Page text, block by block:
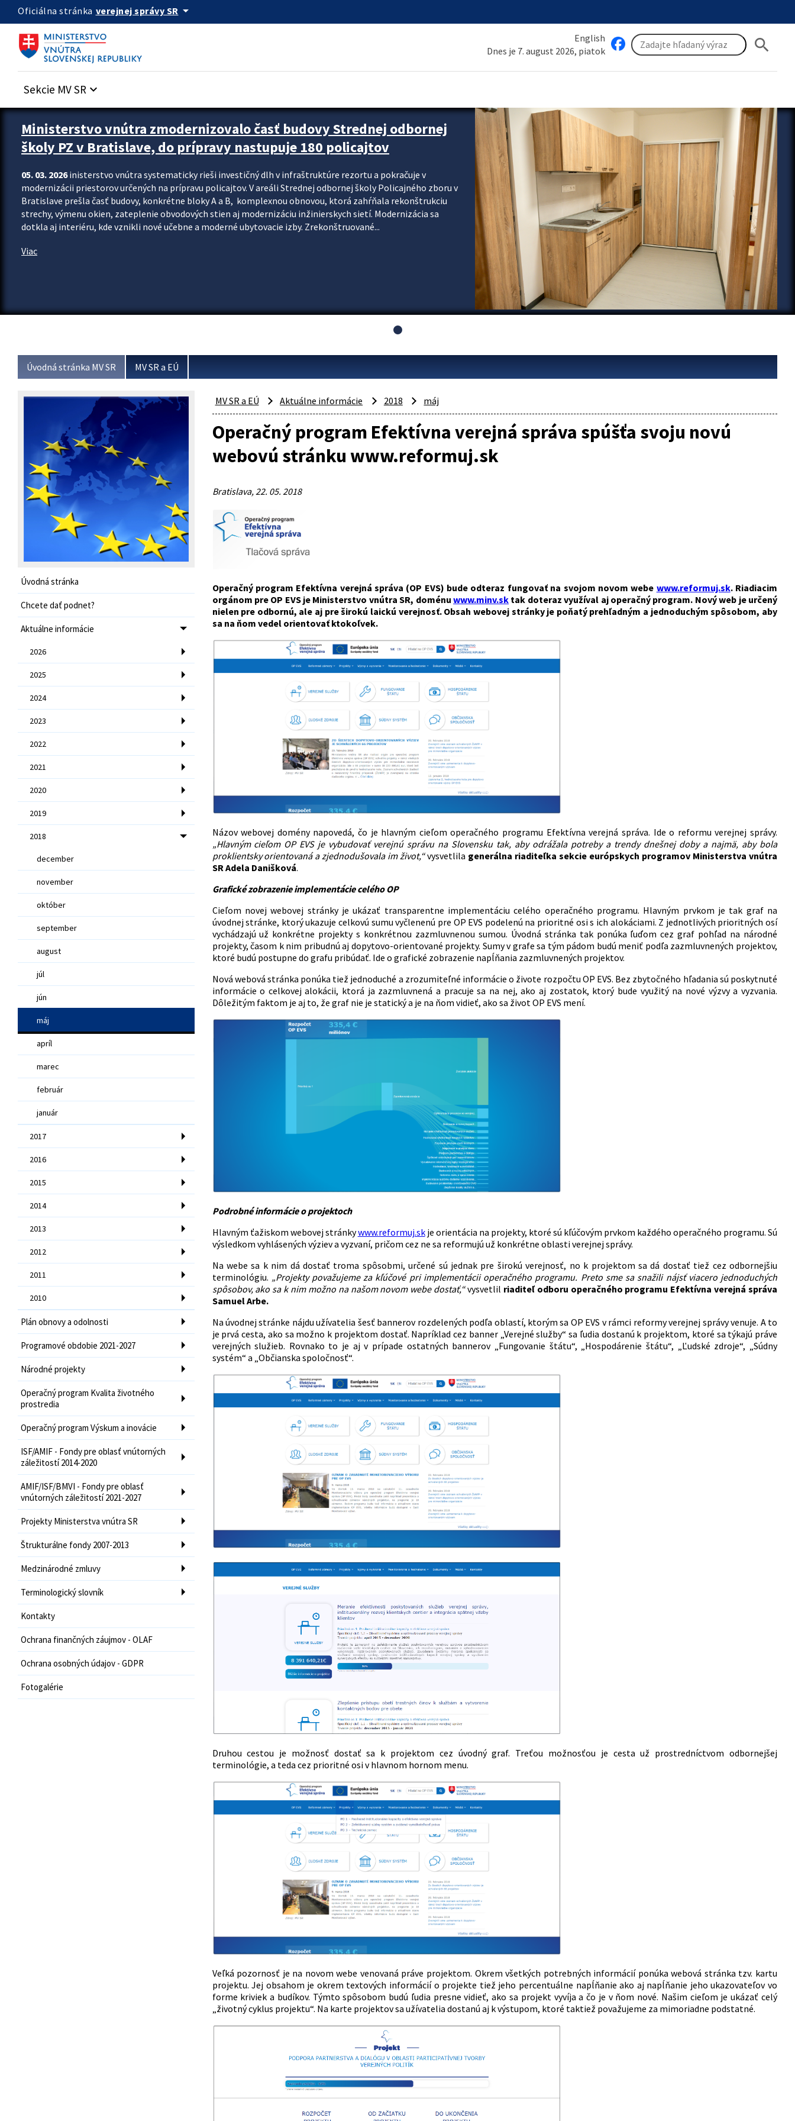
Preskocit na hlavný obsah
Oficiálna stránka verejnej správy SR arrow_drop_down
English
Dnes je 7. august 2026, piatok
search
Sekcie MV SR keyboard_arrow_down
Ministerstvo vnútra zmodernizovalo časť budovy Strednej odbornej
školy PZ v Bratislave, do prípravy nastupuje 180 policajtov
05. 03. 2026inisterstvo vnútra systematicky rieši investičný dlh v infraštruktúre rezortu a pokračuje v
modernizácii priestorov určených na prípravu policajtov. V areáli Strednej odbornej školy Policajného zboru v
Bratislave prešla časť budovy, konkrétne bloky A a B, komplexnou obnovou, ktorá zahŕňala rekonštrukciu
strechy, výmenu okien, zateplenie obvodových stien aj modernizáciu inžinierskych sietí. Modernizácia sa
dotkla aj interiéru, kde vznikli nové učebne a moderné ubytovacie izby. Zrekonštruované...
Viac
Úvodná stránka MV SR MV SR a EÚ
Úvodná stránka
Chcete dať podnet?
Aktuálne informácie
2026
2025
2024
2023
2022
2021
2020
2019
2018
december
november
október
september
august
júl
jún
máj
apríl
marec
február
január
2017
2016
2015
2014
2013
2012
2011
2010
Plán obnovy a odolnosti
Programové obdobie 2021-2027
Národné projekty
Operačný program Kvalita životného
prostredia
Operačný program Výskum a inovácie
ISF/AMIF - Fondy pre oblasť vnútorných
záležitostí 2014-2020
AMIF/ISF/BMVI - Fondy pre oblasť
vnútorných záležitostí 2021-2027
Projekty Ministerstva vnútra SR
Štrukturálne fondy 2007-2013
Medzinárodné zmluvy
Terminologický slovník
Kontakty
Ochrana finančných záujmov - OLAF
Ochrana osobných údajov - GDPR
Fotogalérie
MV SR a EÚ Aktuálne informácie 2018 máj
Operačný program Efektívna verejná správa spúšťa svoju novú
webovú stránku www.reformuj.sk
Bratislava, 22. 05. 2018
Operačný program Efektívna verejná správa (OP EVS) bude odteraz fungovať na svojom novom webe www.reformuj.sk. Riadiacim
orgánom pre OP EVS je Ministerstvo vnútra SR, doménuwww.minv.sk tak doteraz využíval aj operačný program. Nový web je určený
nielen pre odbornú, ale aj pre širokú laickú verejnosť. Obsah webovej stránky je poňatý prehľadným a jednoduchým spôsobom, aby
sa na ňom vedel orientovať ktokoľvek.
Názov webovej domény napovedá, čo je hlavným cieľom operačného programu Efektívna verejná správa. Ide o reformu verejnej správy.
„Hlavným cieľom OP EVS je vybudovať verejnú správu na Slovensku tak, aby odrážala potreby a trendy dnešnej doby a najmä, aby bola
proklientsky orientovaná a zjednodušovala im život,“vysvetlila generálna riaditeľka sekcie európskych programov Ministerstva vnútra
SR Adela Danišková.
Grafické zobrazenie implementácie celého OP
Cieľom novej webovej stránky je ukázať transparentne implementáciu celého operačného programu. Hlavným prvkom je tak graf na
úvodnej stránke, ktorý ukazuje celkovú sumu vyčlenenú pre OP EVS podelenú na prioritné osi s ich alokáciami. Z jednotlivých prioritných osí
vychádzajú už konkrétne projekty s konkrétnou zazmluvnenou sumou. Úvodná stránka tak ponúka ľuďom cez graf pohľad na národné
projekty, časom k nim pribudnú aj dopytovo-orientované projekty. Sumy v grafe sa tým pádom budú meniť podľa zazmluvnených projektov,
ktoré budú postupne do grafu pribúdať. Ide o grafické zobrazenie napĺňania zazmluvnených projektov.
Nová webová stránka ponúka tiež jednoduché a zrozumiteľné informácie o živote rozpočtu OP EVS. Bez zbytočného hľadania sú poskytnuté
informácie o celkovej alokácii, ktorá ja zazmluvnená a pracuje sa na nej, ako aj zostatok, ktorý bude využitý na nové výzvy a vyzvania.
Dôležitým faktom je aj to, že graf nie je statický a je na ňom vidieť, ako sa život OP EVS mení.
Podrobné informácie o projektoch
Hlavným ťažiskom webovej stránkywww.reformuj.skje orientácia na projekty, ktoré sú kľúčovým prvkom každého operačného programu. Sú
výsledkom vyhlásených výziev a vyzvaní, pričom cez ne sa reformujú už konkrétne oblasti verejnej správy.
Na webe sa k nim dá dostať troma spôsobmi, určené sú jednak pre širokú verejnosť, no k projektom sa dá dostať tiež cez odbornejšiu
terminológiu. „Projekty považujeme za kľúčové pri implementácii operačného programu. Preto sme sa snažili nájsť viacero jednoduchých
spôsobov, ako sa k nim možno na našom novom webe dostať,“vysvetlil riaditeľ odboru operačného programu Efektívna verejná správa
Samuel Arbe.
Na úvodnej stránke nájdu užívatelia šesť bannerov rozdelených podľa oblastí, ktorým sa OP EVS v rámci reformy verejnej správy venuje. A to
je prvá cesta, ako sa možno k projektom dostať. Napríklad cez banner „Verejné služby“ sa ľudia dostanú k projektom, ktoré sa týkajú práve
verejných služieb. Rovnako to je aj v prípade ostatných bannerov „Fungovanie štátu“, „Hospodárenie štátu“, „Ľudské zdroje“, „Súdny
systém“ a „Občianska spoločnosť“.
Druhou cestou je možnosť dostať sa k projektom cez úvodný graf. Treťou možnosťou je cesta už prostredníctvom odbornejšej
terminológie, a teda cez prioritné osi v hlavnom hornom menu.
Veľká pozornosť je na novom webe venovaná práve projektom. Okrem všetkých potrebných informácií ponúka webová stránka tzv. kartu
projektu. Jej obsahom je okrem textových informácií o projekte tiež jeho percentuálne napĺňanie ako aj napĺňanie jeho ukazovateľov vo
forme kriviek a budíkov. Týmto spôsobom budú ľudia presne vidieť, ako sa projekt vyvíja a čo je v ňom nové. Našim cieľom je ukázať celý
„životný cyklus projektu“. Na karte projektov sa užívatelia dostanú aj k výstupom, ktoré taktiež považujeme za mimoriadne podstatné.